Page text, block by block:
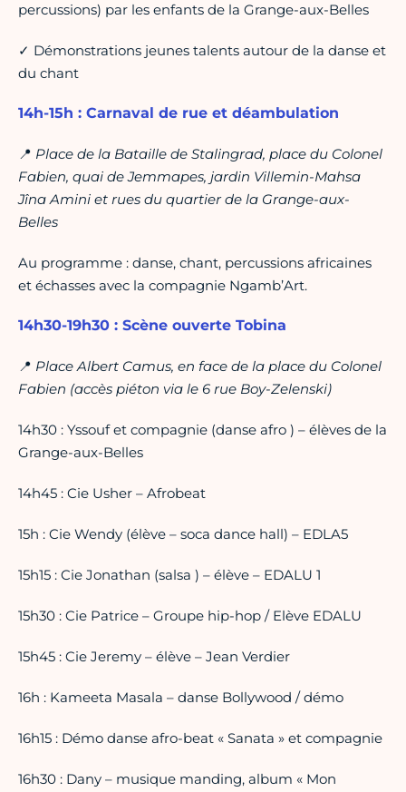
percussions) par les enfants de la Grange-aux-Belles
✓ Démonstrations jeunes talents autour de la danse et
du chant
14h-15h : Carnaval de rue et déambulation
📍 Place de la Bataille de Stalingrad, place du Colonel
Fabien, quai de Jemmapes, jardin Villemin-Mahsa
Jîna Amini et rues du quartier de la Grange-aux-
Belles
Au programme : danse, chant, percussions africaines
et échasses avec la compagnie Ngamb’Art.
14h30-19h30 : Scène ouverte Tobina
📍 Place Albert Camus, en face de la place du Colonel
Fabien (accès piéton via le 6 rue Boy-Zelenski)
14h30 : Yssouf et compagnie (danse afro ) – élèves de la
Grange-aux-Belles
14h45 : Cie Usher – Afrobeat
15h : Cie Wendy (élève – soca dance hall) – EDLA5
15h15 : Cie Jonathan (salsa ) – élève – EDALU 1
15h30 : Cie Patrice – Groupe hip-hop / Elève EDALU
15h45 : Cie Jeremy – élève – Jean Verdier
16h : Kameeta Masala – danse Bollywood / démo
16h15 : Démo danse afro-beat « Sanata » et compagnie
16h30 : Dany – musique manding, album « Mon